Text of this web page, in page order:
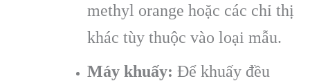
methyl orange hoặc các chỉ thị
khác tùy thuộc vào loại mẫu.
Máy khuấy: Để khuấy đều